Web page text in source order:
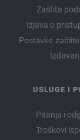
Zaštita
Izjava o
Postavke
USLUGE I
Pitanja i
Troškovi